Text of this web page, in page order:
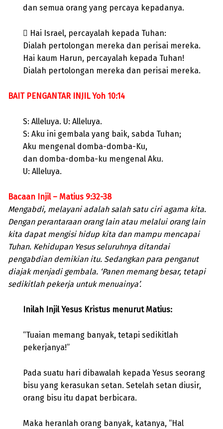
dan semua orang yang percaya kepadanya.
 Hai Israel, percayalah kepada Tuhan:
Dialah pertolongan mereka dan perisai mereka.
Hai kaum Harun, percayalah kepada Tuhan!
Dialah pertolongan mereka dan perisai mereka.
BAIT PENGANTAR INJIL Yoh 10:14
S: Alleluya. U: Alleluya.
S: Aku ini gembala yang baik, sabda Tuhan;
Aku mengenal domba-domba-Ku,
dan domba-domba-ku mengenal Aku.
U: Alleluya.
Bacaan Injil – Matius 9:32-38
Mengabdi, melayani adalah salah satu ciri agama kita.
Dengan perantaraan orang lain atau melalui orang lain
kita dapat mengisi hidup kita dan mampu mencapai
Tuhan. Kehidupan Yesus seluruhnya ditandai
pengabdian demikian itu. Sedangkan para penganut
diajak menjadi gembala. ‘Panen memang besar, tetapi
sedikitlah pekerja untuk menuainya’.
Inilah Injil Yesus Kristus menurut Matius:
“Tuaian memang banyak, tetapi sedikitlah
pekerjanya!”
Pada suatu hari dibawalah kepada Yesus seorang
bisu yang kerasukan setan. Setelah setan diusir,
orang bisu itu dapat berbicara.
Maka heranlah orang banyak, katanya, “Hal